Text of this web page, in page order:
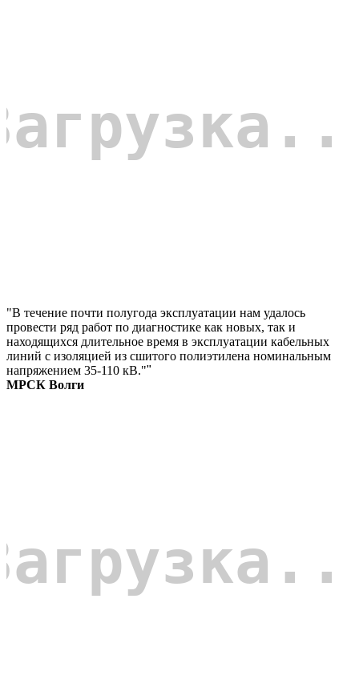
"В течение почти полугода эксплуатации нам удалось
провести ряд работ по диагностике как новых, так и
находящихся длительное время в эксплуатации кабельных
линий с изоляцией из сшитого полиэтилена номинальным
напряжением 35-110 кВ.""
МРСК Волги